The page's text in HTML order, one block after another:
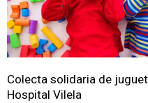
Colecta solidaria de
Hospital Vilela